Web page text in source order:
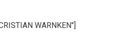
WARNKEN"]